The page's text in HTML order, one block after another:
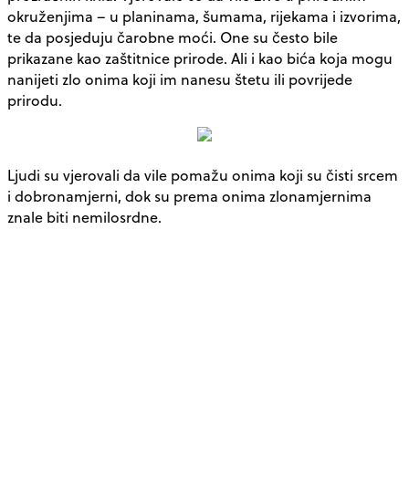
okruženjima – u planinama, šumama, rijekama i izvorima,
te da posjeduju čarobne moći. One su često bile
prikazane kao zaštitnice prirode. Ali i kao bića koja mogu
nanijeti zlo onima koji im nanesu štetu ili povrijede
prirodu.
Ljudi su vjerovali da vile pomažu onima koji su čisti srcem
i dobronamjerni, dok su prema onima zlonamjernima
znale biti nemilosrdne.